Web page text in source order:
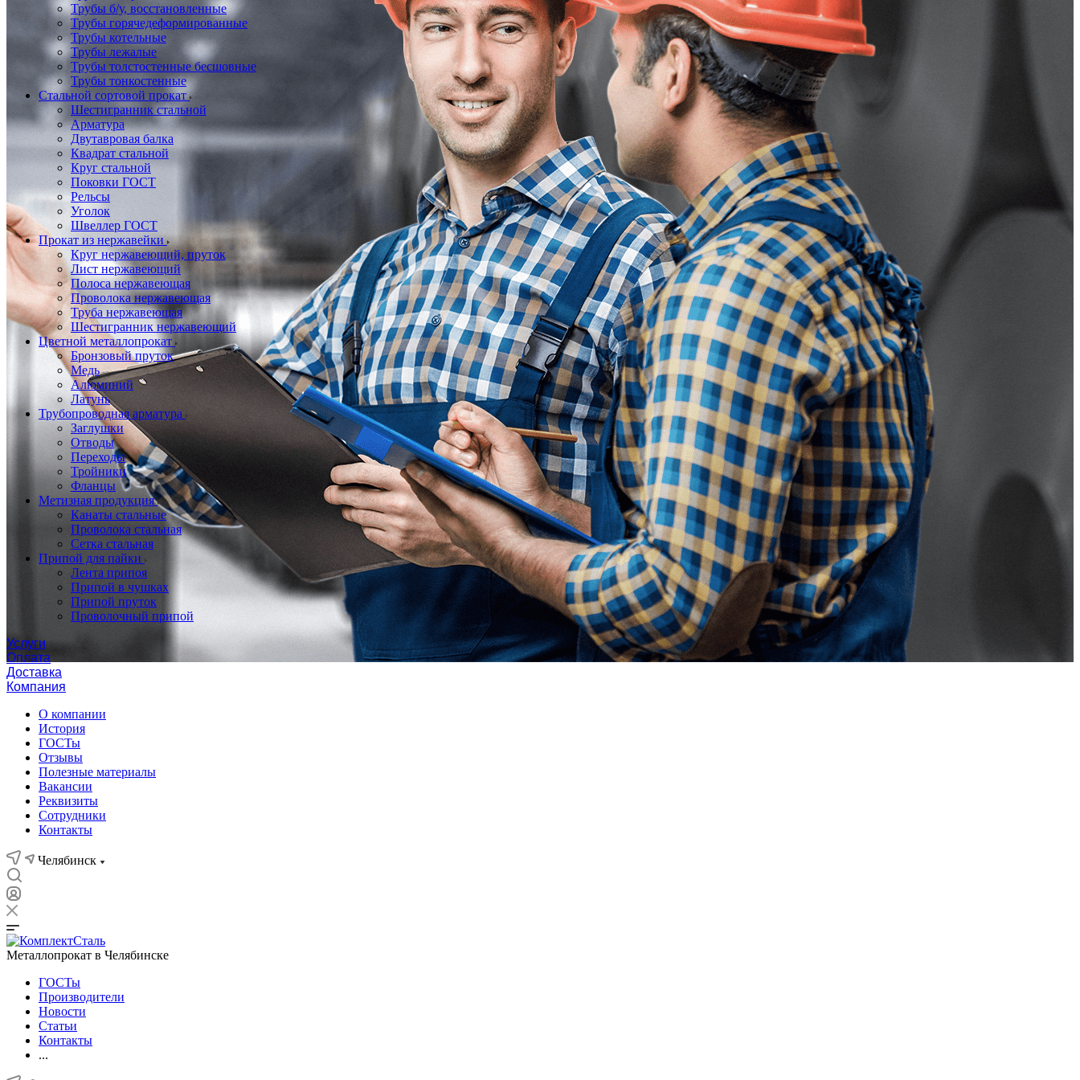
Трубы б/у, восстановленные
Трубы горячедеформированные
Трубы котельные
Трубы лежалые
Трубы толстостенные бесшовные
Трубы тонкостенные
Стальной сортовой прокат
Шестигранник стальной
Арматура
Двутавровая балка
Квадрат стальной
Круг стальной
Поковки ГОСТ
Рельсы
Уголок
Швеллер ГОСТ
Прокат из нержавейки
Круг нержавеющий, пруток
Лист нержавеющий
Полоса нержавеющая
Проволока нержавеющая
Труба нержавеющая
Шестигранник нержавеющий
Цветной металлопрокат
Бронзовый пруток
Медь
Алюминий
Латунь
Трубопроводная арматура
Заглушки
Отводы
Переходы
Тройники
Фланцы
Метизная продукция
Канаты стальные
Проволока стальная
Сетка стальная
Припой для пайки
Лента припоя
Припой в чушках
Припой пруток
Проволочный припой
Услуги
Оплата
Доставка
Компания
О компании
История
ГОСТы
Отзывы
Полезные материалы
Вакансии
Реквизиты
Сотрудники
Контакты
Челябинск
Металлопрокат в Челябинске
ГОСТы
Производители
Новости
Статьи
Контакты
...